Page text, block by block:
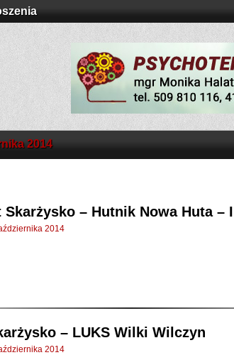
2014
Skarżysko – Hutnik Nowa Huta –
2014
– LUKS Wilki Wilczyn
2014